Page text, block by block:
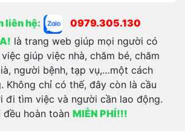
liên hệ:
0979.305.130
là trang web giúp mọi người có
giúp việc nhà, chăm bé, chăm
người bệnh, tạp vụ,…một cách
Không chỉ có thế, đây còn là cầu
đi tìm việc và người cần lao động.
đều hoàn toàn MIỄN PHÍ!!!